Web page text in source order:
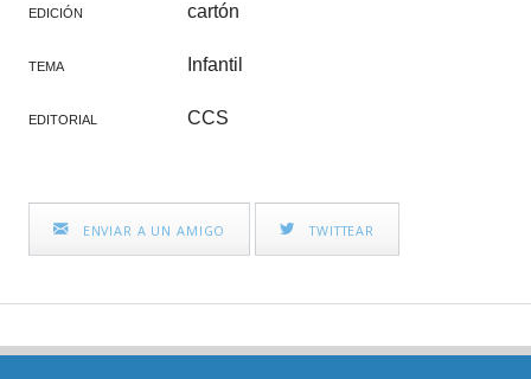
EDICIÓN cartón
TEMA Infantil
EDITORIAL CCS
ENVIAR A UN AMIGO TWITTEAR